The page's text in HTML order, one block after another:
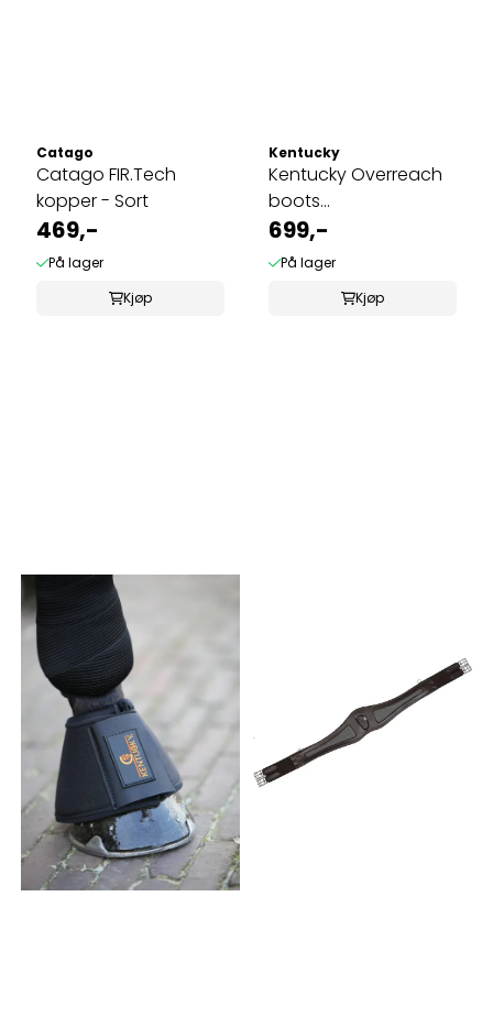
Catago
Catago FIR.Tech
kopper - Sort
469,-
På lager
Kjøp
Kentucky
Kentucky Overreach
boots
skinn/sheepskin
699,-
På lager
Kjøp